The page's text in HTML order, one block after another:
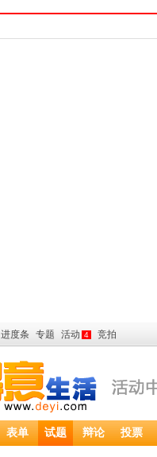
进度条 专题 活动 4 竞拍
表单 试题 辩论 投票